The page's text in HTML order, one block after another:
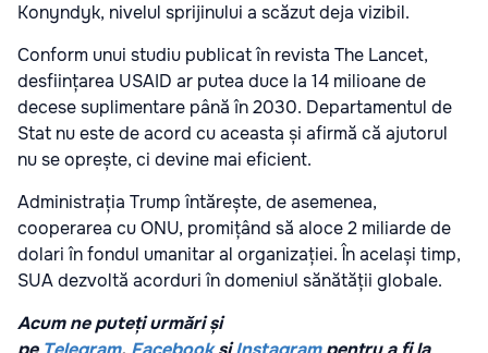
Konyndyk, nivelul sprijinului a scăzut deja vizibil.
Conform unui studiu publicat în revista The Lancet,
desființarea USAID ar putea duce la 14 milioane de
decese suplimentare până în 2030. Departamentul de
Stat nu este de acord cu aceasta și afirmă că ajutorul
nu se oprește, ci devine mai eficient.
Administrația Trump întărește, de asemenea,
cooperarea cu ONU, promițând să aloce 2 miliarde de
dolari în fondul umanitar al organizației. În același timp,
SUA dezvoltă acorduri în domeniul sănătății globale.
Acum ne puteți urmări și